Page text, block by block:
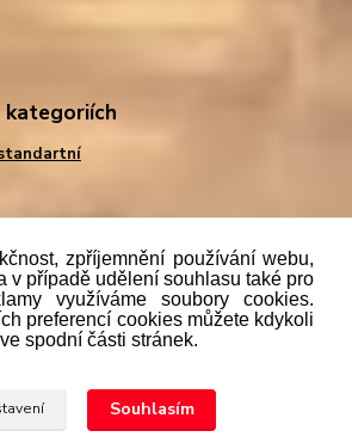
kategoriích
mmmmm2016 Sb. o evidenci tržeb je
kupujícímu účtenku. Zároveň je
pak nejpozději do 48 hodin.“
Upravit sběr cookies.
zpříjemnění používání webu,
v případě udělení souhlasu také pro
využíváme soubory cookies.
preferencí cookies můžete kdykoli
spodní části stránek.
Souhlasím